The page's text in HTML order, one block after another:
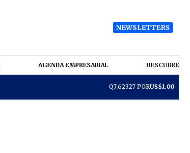
NEWSLETTERS
AGENDA EMPRESARIAL DESCUBRE
Q7.62327 PORUS$1.00